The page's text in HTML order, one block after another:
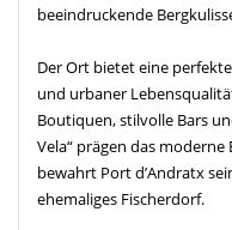
beeindruckende
Der Ort bietet eine
und urbaner
Boutiquen, stilvolle Bars
Vela“ prägen das
bewahrt Port d’Andratx
ehemaliges Fischerdorf.